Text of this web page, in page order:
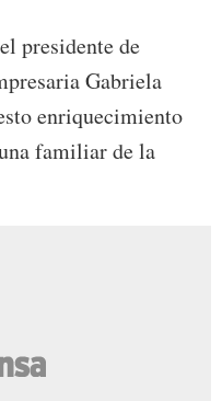
presidente de
Gabriela
enriquecimiento
familiar de la